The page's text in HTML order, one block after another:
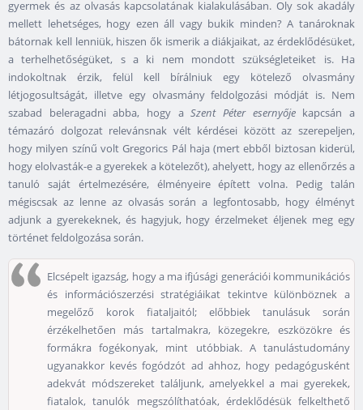
gyermek és az olvasás kapcsolatának kialakulásában. Oly sok akadály
mellett lehetséges, hogy ezen áll vagy bukik minden? A tanároknak
bátornak kell lenniük, hiszen ők ismerik a diákjaikat, az érdeklődésüket,
a terhelhetőségüket, s a ki nem mondott szükségleteiket is. Ha
indokoltnak érzik, felül kell bírálniuk egy kötelező olvasmány
létjogosultságát, illetve egy olvasmány feldolgozási módját is. Nem
szabad beleragadni abba, hogy aSzent Péter esernyőjekapcsán a
témazáró dolgozat relevánsnak vélt kérdései között az szerepeljen,
hogy milyen színű volt Gregorics Pál haja (mert ebből biztosan kiderül,
hogy elolvasták-e a gyerekek a kötelezőt), ahelyett, hogy az ellenőrzés a
tanuló saját értelmezésére, élményeire épített volna. Pedig talán
mégiscsak az lenne az olvasás során a legfontosabb, hogy élményt
adjunk a gyerekeknek, és hagyjuk, hogy érzelmeket éljenek meg egy
történet feldolgozása során.
Elcsépelt igazság, hogy a ma ifjúsági generációi kommunikációs
és információszerzési stratégiáikat tekintve különböznek a
megelőző korok fiataljaitól; előbbiek tanulásuk során
érzékelhetően más tartalmakra, közegekre, eszközökre és
formákra fogékonyak, mint utóbbiak. A tanulástudomány
ugyanakkor kevés fogódzót ad ahhoz, hogy pedagógusként
adekvát módszereket találjunk, amelyekkel a mai gyerekek,
fiatalok, tanulók megszólíthatóak, érdeklődésük felkelthető